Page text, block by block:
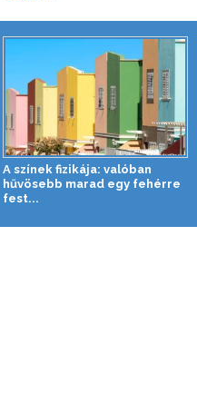
A színek fizikája: valóban
hűvösebb marad egy fehérre
fest...